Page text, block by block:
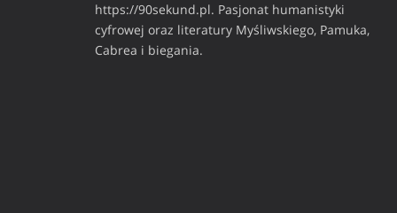
https://90sekund.pl. Pasjonat humanistyki
cyfrowej oraz literatury Myśliwskiego, Pamuka,
Cabrea i biegania.